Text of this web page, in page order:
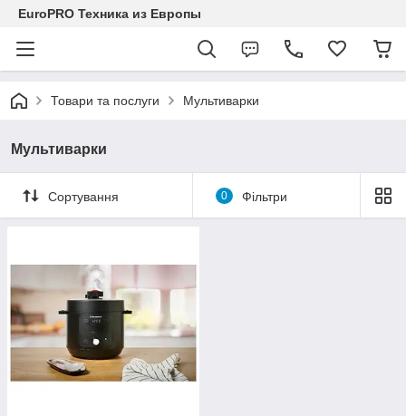
EuroPRO Техника из Европы
Товари та послуги Мультиварки
Мультиварки
Сортування 0 Фільтри